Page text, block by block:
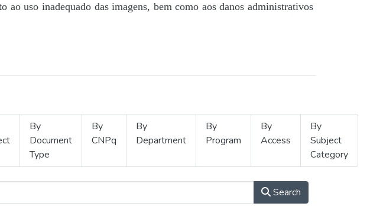
ao uso inadequado das imagens, bem como aos danos administrativos
By
Document
Type
By
CNPq
By
Department
By
Program
By
Access
By
Subject
Category
Search